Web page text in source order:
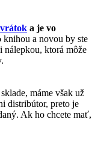
a je vo
knihou a novou by ste
nálepkou, ktorá môže
máme však už
distribútor, preto je
Ak ho chcete mať,